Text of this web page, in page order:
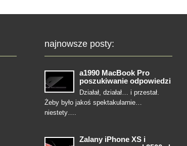
najnowsze posty:
a1990 MacBook Pro
poszukiwanie odpowiedzi
Działał, działał… i przestał.
Żeby było jakoś spektakularnie…
niestety….
Zalany iPhone XS i